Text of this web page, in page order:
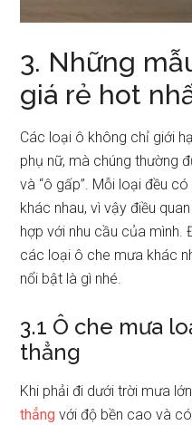
3. Những
giá rẻ hot
Các loại ô không chỉ giới
phụ nữ, mà chúng thường
và “ô gấp”. Mỗi loại đều
khác nhau, vì vậy điều
hợp với nhu cầu của mình.
các loại ô che mưa khác
nổi bật là gì nhé.
3.1 Ô che mưa
thẳng
Khi phải đi dưới trời mưa
thẳng với độ bền cao và